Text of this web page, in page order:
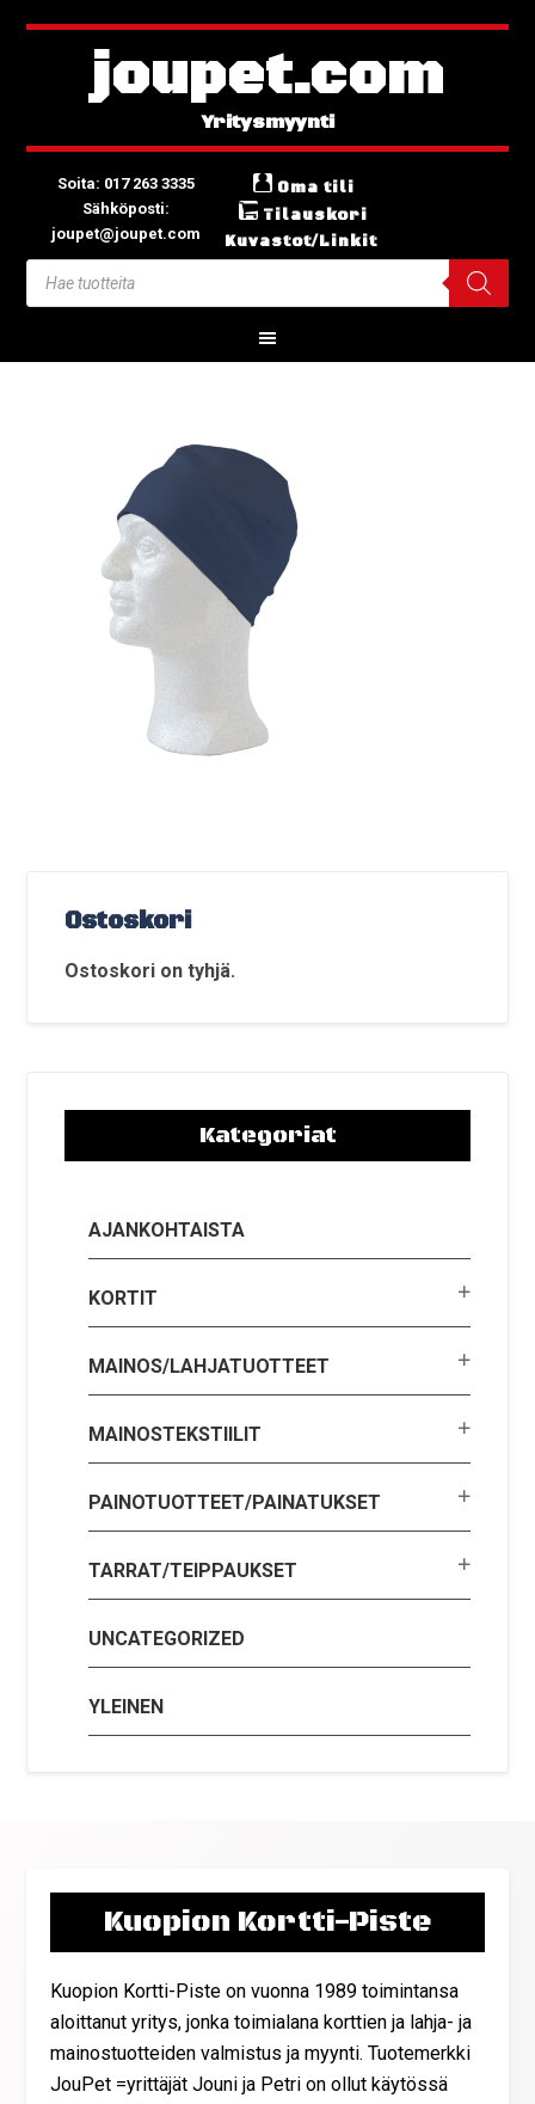
joupet.com
Soita: 017 263 3335
Sähköposti:
joupet@joupet.com
Oma tili
Tilauskori
Kuvastot/Linkit
Ostoskori
Ostoskori on tyhjä.
Kategoriat
AJANKOHTAISTA
KORTIT
MAINOS/LAHJATUOTTEET
MAINOSTEKSTIILIT
PAINOTUOTTEET/PAINATUKSET
TARRAT/TEIPPAUKSET
UNCATEGORIZED
YLEINEN
Kuopion Kortti-Piste
Kuopion Kortti-Piste on vuonna 1989 toimintansa
aloittanut yritys, jonka toimialana korttien ja lahja- ja
mainostuotteiden valmistus ja myynti. Tuotemerkki
JouPet =yrittäjät Jouni ja Petri on ollut käytössä